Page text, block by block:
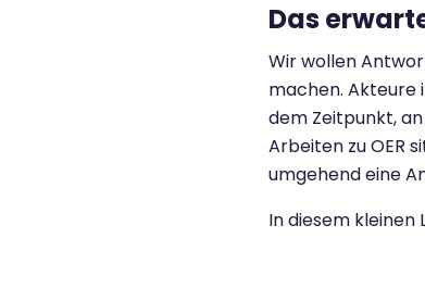
Das
Wir wollen
machen. Akteure
dem Zeitpunkt, an
Arbeiten zu OER
umgehend eine
In diesem kleinen